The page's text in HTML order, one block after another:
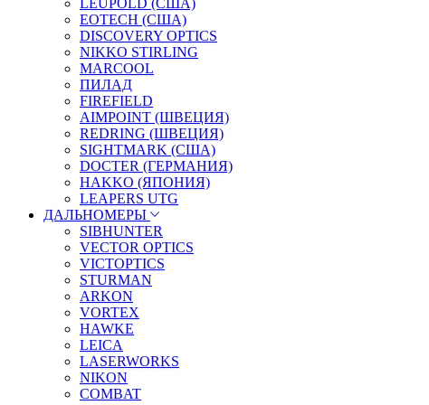
LEUPOLD (США)
EOTECH (США)
DISCOVERY OPTICS
NIKKO STIRLING
MARCOOL
ПИЛАД
FIREFIELD
AIMPOINT (ШВЕЦИЯ)
REDRING (ШВЕЦИЯ)
SIGHTMARK (США)
DOCTER (ГЕРМАНИЯ)
HAKKO (ЯПОНИЯ)
LEAPERS UTG
ДАЛЬНОМЕРЫ
SIBHUNTER
VECTOR OPTICS
VICTOPTICS
STURMAN
ARKON
VORTEX
HAWKE
LEICA
LASERWORKS
NIKON
COMBAT